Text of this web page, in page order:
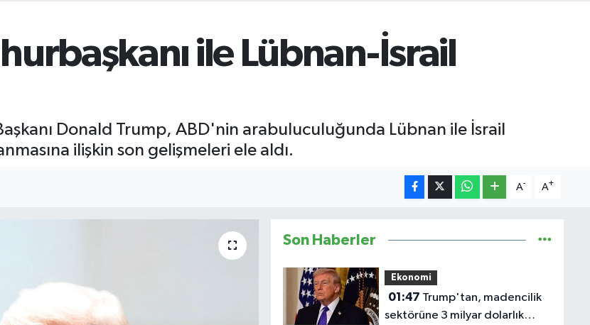
ile Lübnan-İsrail
Donald Trump, ABD'nin arabuluculuğunda Lübnan ile İsrail
ilişkin son gelişmeleri ele aldı.
A- A+
Son Haberler
Ekonomi
01:47
sektörüne 3 milyar dolarlık